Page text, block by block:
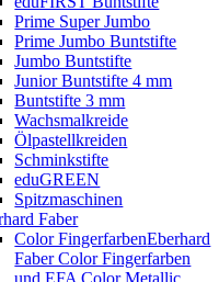
Prime Super Jumbo
Prime Jumbo Buntstifte
Jumbo Buntstifte
Junior Buntstifte 4 mm
Buntstifte 3 mm
Wachsmalkreide
Ölpastellkreiden
Schminkstifte
eduGREEN
Spitzmaschinen
Faber
Color FingerfarbenEberhard
Faber Color Fingerfarben
und EFA Color Metallic